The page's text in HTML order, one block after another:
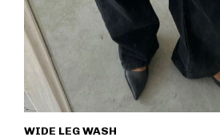
WIDE LEG WASH